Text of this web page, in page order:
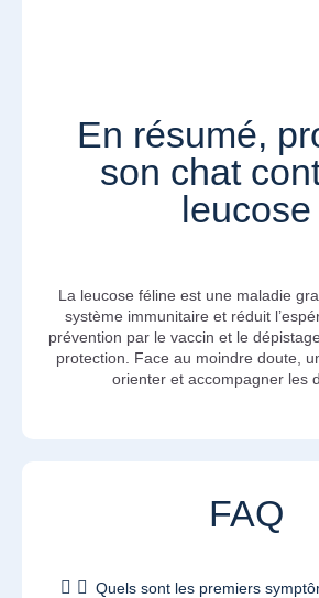
En résumé,
son chat
leucose
La leucose féline est une maladie
système immunitaire et réduit
prévention par le vaccin et le
protection. Face au moindre doute,
orienter et accompagner les
FAQ
Quels sont les premiers